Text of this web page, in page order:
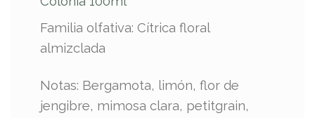
Familia olfativa: Cítrica floral
almizclada
Notas: Bergamota, limón, flor de
jengibre, mimosa clara, petitgrain,